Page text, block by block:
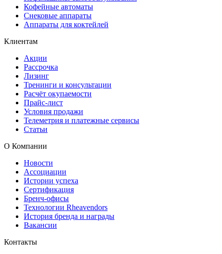
Кофейные автоматы
Снековые аппараты
Аппараты для коктейлей
Клиентам
Акции
Рассрочка
Лизинг
Тренинги и консультации
Расчёт окупаемости
Прайс-лист
Условия продажи
Телеметрия и платежные сервисы
Статьи
О Компании
Новости
Ассоциации
Истории успеха
Сертификация
Бренч-офисы
Технологии Rheavendors
История бренда и награды
Вакансии
Контакты